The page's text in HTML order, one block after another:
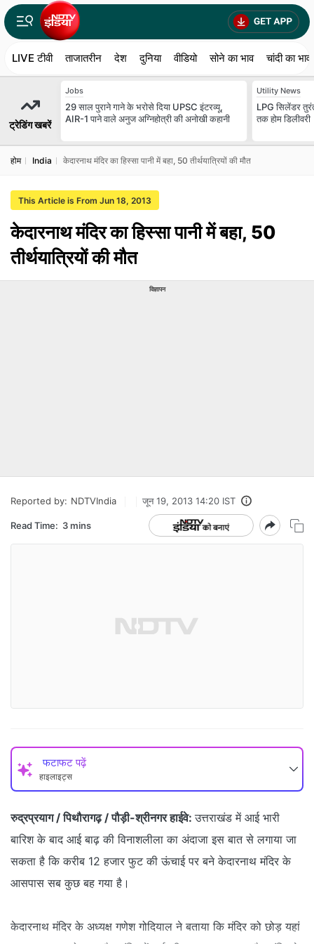
LIVE टीवी ताजातरीन देश दुनिया वीडियो सोने का भाव चांदी का भाव
ट्रेडिंग खबरें
Jobs
29 साल पुराने गाने के भरोसे दिया UPSC इंटरव्यू,
AIR-1 पाने वाले अनुज अग्निहोत्री की अनोखी कहानी
Utility News
LPG सिलेंडर
तक होम डिलीवरी
होम India केदारनाथ मंदिर का हिस्सा पानी में बहा, 50 तीर्थयात्रियों की मौत
This Article is From Jun 18, 2013
केदारनाथ मंदिर का हिस्सा पानी में बहा, 50
तीर्थयात्रियों की मौत
विज्ञापन
Reported by: NDTVIndia जून 19, 2013 14:20 IST
Read Time: 3 mins
फटाफट पढ़ें
हाइलाइट्स
रुद्रप्रयाग / पिथौरागढ़ / पौड़ी-श्रीनगर हाईवे: उत्तराखंड में आई भारी
बारिश के बाद आई बाढ़ की विनाशलीला का अंदाजा इस बात से लगाया जा
सकता है कि करीब 12 हजार फुट की ऊंचाई पर बने केदारनाथ मंदिर के
आसपास सब कुछ बह गया है।
केदारनाथ मंदिर के अध्यक्ष गणेश गोदियाल ने बताया कि मंदिर को छोड़ यहां